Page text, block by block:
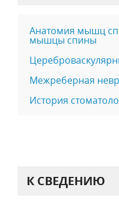
Анатомия мышц
мышцы спины
Межреберная
История
К СВЕДЕНИЮ